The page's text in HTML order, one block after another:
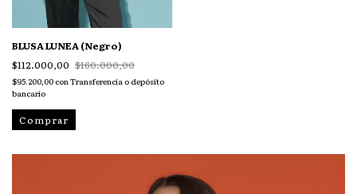
BLUSA LUNEA (Negro)
$112.000,00 $160.000,00
$95.200,00 conTransferencia o depósito
bancario
Comprar